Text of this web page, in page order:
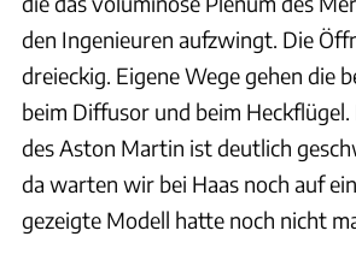
den Ingenieuren aufzwingt. Die
dreieckig. Eigene Wege gehen die
beim Diffusor und beim
des Aston Martin ist deutlich
da warten wir bei Haas noch auf
gezeigte Modell hatte noch nicht